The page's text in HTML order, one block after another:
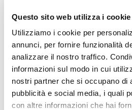
Questo sito web utilizza i cookie
Utilizziamo i cookie per
annunci, per fornire funzionalità
analizzare il nostro traffico.
informazioni sul modo in cui
nostri partner che si occupano di
pubblicità e social media, i quali
con altre informazioni che hai
Avvertenze: le informazioni contenute
L’autore declina ogni responsabilità di
risultanti dall’uso di tali informazioni e
L’allenamento con sovraccarichi, a
il trx, e con altri attrezzi può causare
di prestare la massima attenzione e di
metodologie adatte al proprio livello di
medico di fiducia prima di
fisica o regime alimentare.